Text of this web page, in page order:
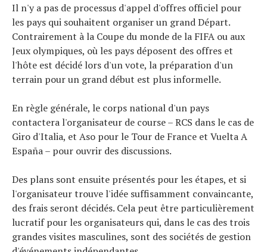
Il n'y a pas de processus d'appel d'offres officiel pour
les pays qui souhaitent organiser un grand Départ.
Contrairement à la Coupe du monde de la FIFA ou aux
Jeux olympiques, où les pays déposent des offres et
l'hôte est décidé lors d'un vote, la préparation d'un
terrain pour un grand début est plus informelle.
En règle générale, le corps national d'un pays
contactera l'organisateur de course – RCS dans le cas de
Giro d'Italia, et Aso pour le Tour de France et Vuelta A
España – pour ouvrir des discussions.
Des plans sont ensuite présentés pour les étapes, et si
l'organisateur trouve l'idée suffisamment convaincante,
des frais seront décidés. Cela peut être particulièrement
lucratif pour les organisateurs qui, dans le cas des trois
grandes visites masculines, sont des sociétés de gestion